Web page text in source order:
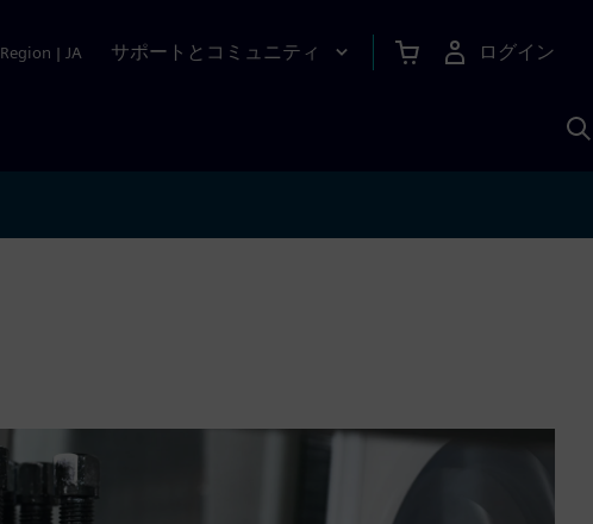
Region | JA サポートとコミュニティ ログイン